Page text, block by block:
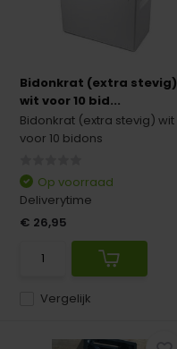
Bidonkrat (extra stevig)
wit voor 10 bid...
Bidonkrat (extra stevig) wit
voor 10 bidons
Vergelijk
Op voorraad
Deliverytime
€ 26,95